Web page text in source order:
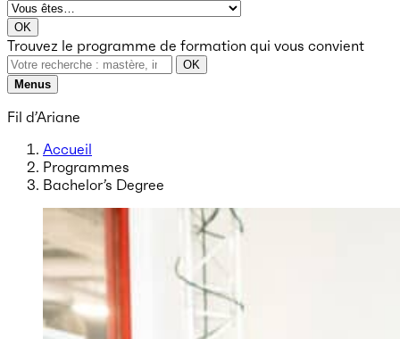
OK
Trouvez le programme de formation qui vous convient
OK
Menus
Fil d’Ariane
Accueil
Programmes
Bachelor’s Degree